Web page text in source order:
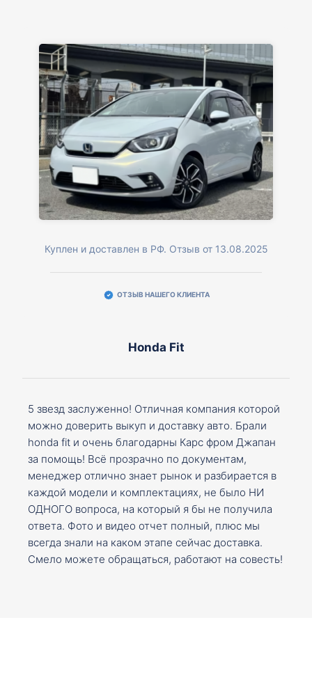
Куплен и доставлен в РФ. Отзыв от 13.08.2025
ОТЗЫВ НАШЕГО КЛИЕНТА
Honda Fit
5 звезд заслуженно! Отличная компания которой
можно доверить выкуп и доставку авто. Брали
honda fit и очень благодарны Карс фром Джапан
за помощь! Всё прозрачно по документам,
менеджер отлично знает рынок и разбирается в
каждой модели и комплектациях, не было НИ
ОДНОГО вопроса, на который я бы не получила
ответа. Фото и видео отчет полный, плюс мы
всегда знали на каком этапе сейчас доставка.
Смело можете обращаться, работают на совесть!